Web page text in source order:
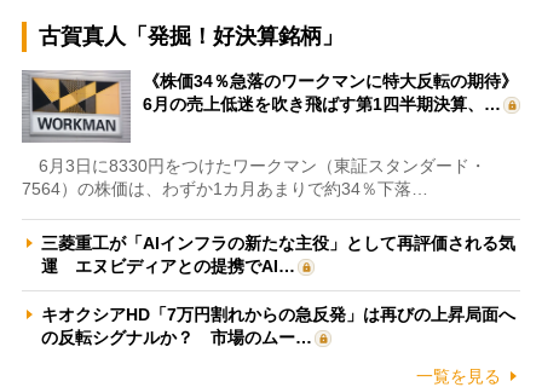
古賀真人「発掘！好決算銘柄」
《株価34％急落のワークマンに特大反転の期待》
6月の売上低迷を吹き飛ばす第1四半期決算、…
6月3日に8330円をつけたワークマン（東証スタンダード・
7564）の株価は、わずか1カ月あまりで約34％下落…
三菱重工が「AIインフラの新たな主役」として再評価される気
運 エヌビディアとの提携でAI…
キオクシアHD「7万円割れからの急反発」は再びの上昇局面へ
の反転シグナルか？ 市場のムー…
一覧を見る